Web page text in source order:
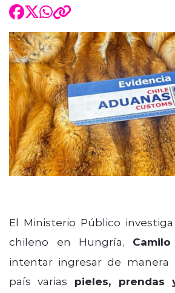
El Ministerio Público
chileno en Hungría,
intentar ingresar de manera
país varias pieles, prendas